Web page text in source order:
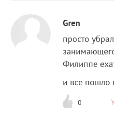
Gren
просто
Филиппе
и все пошло
0